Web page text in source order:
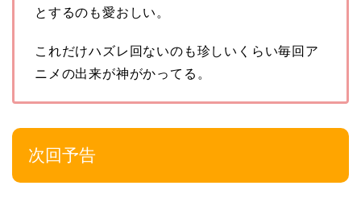
とするのも愛おしい。
これだけハズレ回ないのも珍しいくらい毎回ア
ニメの出来が神がかってる。
次回予告